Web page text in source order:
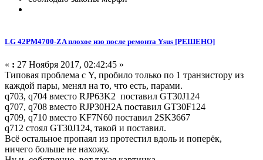
LG 42PM4700-ZA плохое изо после ремонта Ysus [РЕШЕНО]
« : 27 Ноября 2017, 02:42:45 »
Типовая проблема с Y, пробило только по 1 транзистору из
каждой пары, менял на то, что есть, парами.
q703, q704 вместо RJP63K2 поставил GT30J124
q707, q708 вместо RJP30H2A поставил GT30F124
q709, q710 вместо KF7N60 поставил 2SK3667
q712 стоял GT30J124, такой и поставил.
Всё остальное пропаял из протестил вдоль и поперёк,
ничего больше не нахожу.